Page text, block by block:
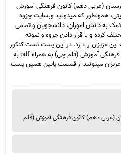
(عربی دهم) کانون فرهنگی آموزش
همونطور که میدونید وبسایت جزوه
به دانش اموزان، دانشجویان و تمامی
کرده و با قرار دادن جزوه و نمونه
عزیزان را دارد. در این پست تست کنکور
عربی دوم دبیرستان (عربی دهم) کانون فرهنگی آموزش (قلم چی) به همراه pdf به
میتونید از قسمت پایین همین پست
(عربی دهم) کانون فرهنگی آموزش (قلم